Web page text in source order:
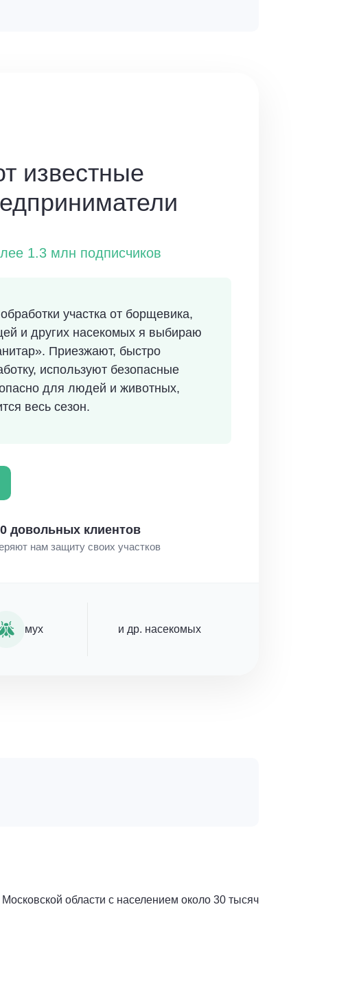
известные
1.3 млн подписчиков
участка от борщевика,
и других насекомых я выбираю
Приезжают, быстро
используют безопасные
для людей и животных,
весь сезон.
довольных клиентов
нам защиту своих участков
мух и др. насекомых
области с населением около 30 тысяч